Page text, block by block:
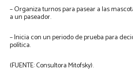
– Organiza turnos para pasear a las
a un paseador.
– Inicia con un periodo de prueba para
política.
(FUENTE: Consultora Mitofsky).